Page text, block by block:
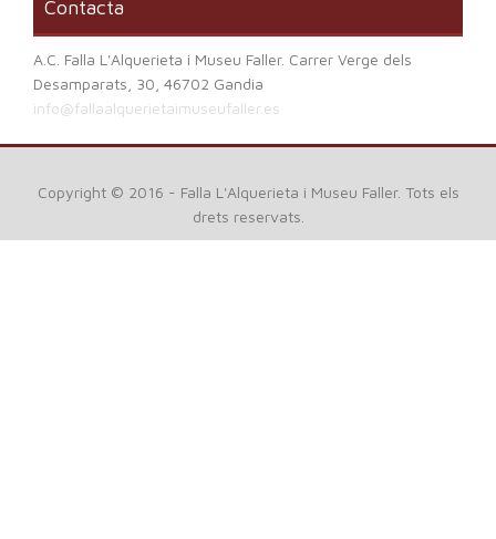
Contacta
A.C. Falla L'Alquerieta i Museu Faller. Carrer Verge dels
Desamparats, 30, 46702 Gandia
info@fallaalquerietaimuseufaller.es
Copyright © 2016 - Falla L'Alquerieta i Museu Faller. Tots els
drets reservats.